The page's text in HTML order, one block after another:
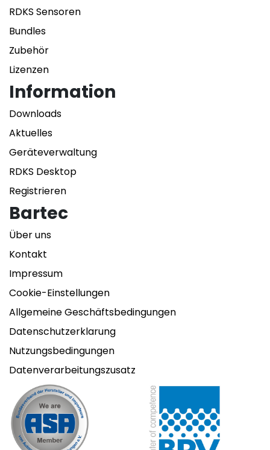
RDKS Sensoren
Bundles
Zubehör
Lizenzen
Information
Downloads
Aktuelles
Geräteverwaltung
RDKS Desktop
Registrieren
Bartec
Über uns
Kontakt
Impressum
Cookie-Einstellungen
Allgemeine Geschäftsbedingungen
Datenschutzerklarung
Nutzungsbedingungen
Datenverarbeitungszusatz